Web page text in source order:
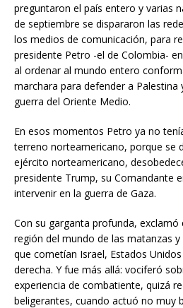
preguntaron el país entero y varias
de septiembre se dispararon las
los medios de comunicación, para
presidente Petro -el de Colombia-
al ordenar al mundo entero
marchara para defender a
guerra del Oriente Medio.
En esos momentos Petro ya no
terreno norteamericano, porque se
ejército norteamericano,
presidente Trump, su Comandante
intervenir en la guerra de Gaza.
Con su garganta profunda, exclamó
región del mundo de las matanzas
que cometían Israel, Estados
derecha. Y fue más allá: vociferó
experiencia de combatiente, quizá
beligerantes, cuando actuó no muy